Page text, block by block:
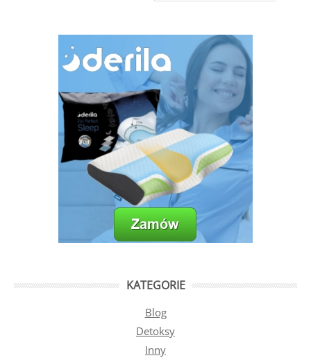
KATEGORIE
Blog
Detoksy
Inny